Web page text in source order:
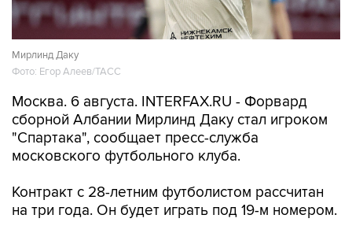
Мирлинд Даку
Фото: Егор Алеев/ТАСС
Москва. 6 августа. INTERFAX.RU - Форвард
сборной Албании Мирлинд Даку стал игроком
"Спартака", сообщает пресс-служба
московского футбольного клуба.
Контракт с 28-летним футболистом рассчитан
на три года. Он будет играть под 19-м номером.